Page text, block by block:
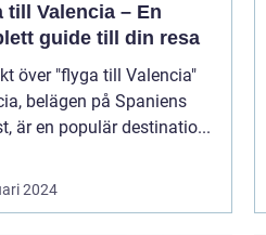
till Valencia – En
guide till din resa
över "flyga till Valencia"
belägen på Spaniens
är en populär destinatio...
2024